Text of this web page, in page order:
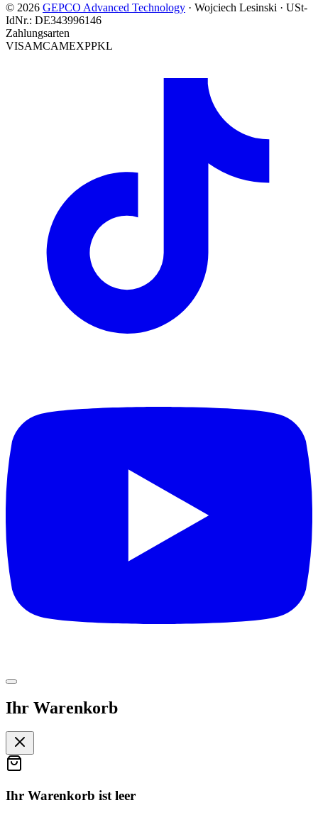
© 2026 GEPCO Advanced Technology · Wojciech Lesinski · USt-
IdNr.: DE343996146
Zahlungsarten
VISAMCAMEXPPKL
Ihr Warenkorb
Ihr Warenkorb ist leer